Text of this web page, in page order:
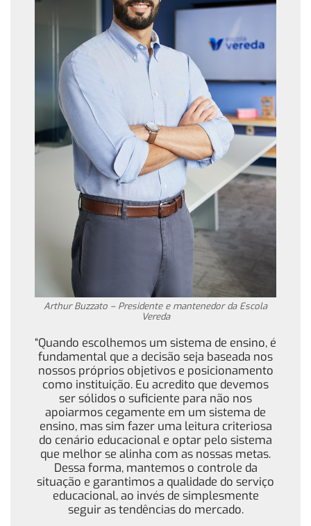
Arthur Buzzato – Presidente e mantenedor da Escola
Vereda
“Quando escolhemos um sistema de ensino, é
fundamental que a decisão seja baseada nos
nossos próprios objetivos e posicionamento
como instituição. Eu acredito que devemos
ser sólidos o suficiente para não nos
apoiarmos cegamente em um sistema de
ensino, mas sim fazer uma leitura criteriosa
do cenário educacional e optar pelo sistema
que melhor se alinha com as nossas metas.
Dessa forma, mantemos o controle da
situação e garantimos a qualidade do serviço
educacional, ao invés de simplesmente
seguir as tendências do mercado.